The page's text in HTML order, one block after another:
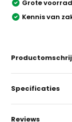
Grote
Kennis van
Specificaties
Reviews